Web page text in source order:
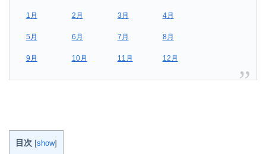
1月 2月 3月 4月
5月 6月 7月 8月
9月 10月 11月 12月
目次 [show]